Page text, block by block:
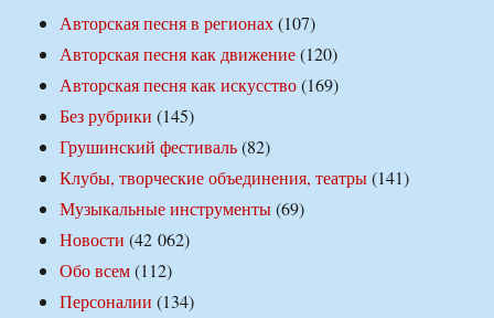
Авторская песня в регионах(107)
Авторская песня как движение(120)
Авторская песня как искусство(169)
Без рубрики (145)
Грушинский фестиваль(82)
Клубы, творческие объединения, театры(141)
Музыкальные инструменты(69)
Новости (42 062)
Обо всем(112)
Персоналии (134)